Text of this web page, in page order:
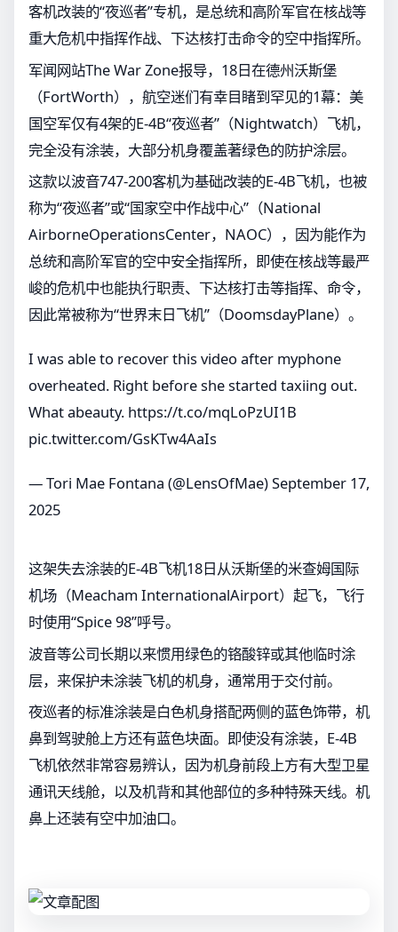
客机改装的“夜巡者”专机，是总统和高阶军官在核战等
重大危机中指挥作战、下达核打击命令的空中指挥所。
军闻网站The War Zone报导，18日在德州沃斯堡
（FortWorth），航空迷们有幸目睹到罕见的1幕：美
国空军仅有4架的E-4B“夜巡者”（Nightwatch）飞机，
完全没有涂装，大部分机身覆盖著绿色的防护涂层。
这款以波音747-200客机为基础改装的E-4B飞机，也被
称为“夜巡者”或“国家空中作战中心”（National
AirborneOperationsCenter，NAOC），因为能作为
总统和高阶军官的空中安全指挥所，即使在核战等最严
峻的危机中也能执行职责、下达核打击等指挥、命令，
因此常被称为“世界末日飞机”（DoomsdayPlane）。
I was able to recover this video after myphone
overheated. Right before she started taxiing out.
What abeauty. https://t.co/mqLoPzUI1B
pic.twitter.com/GsKTw4AaIs
— Tori Mae Fontana (@LensOfMae)September 17,
2025
这架失去涂装的E-4B飞机18日从沃斯堡的米查姆国际
机场（Meacham InternationalAirport）起飞，飞行
时使用“Spice 98”呼号。
波音等公司长期以来惯用绿色的铬酸锌或其他临时涂
层，来保护未涂装飞机的机身，通常用于交付前。
夜巡者的标准涂装是白色机身搭配两侧的蓝色饰带，机
鼻到驾驶舱上方还有蓝色块面。即使没有涂装，E-4B
飞机依然非常容易辨认，因为机身前段上方有大型卫星
通讯天线舱，以及机背和其他部位的多种特殊天线。机
鼻上还装有空中加油口。